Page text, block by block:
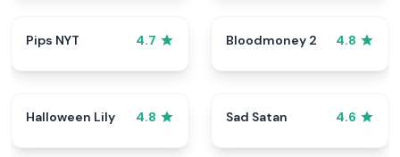
Pips NYT 4.7 Bloodmoney 2 4.8
Halloween Lily 4.8 Sad Satan 4.6